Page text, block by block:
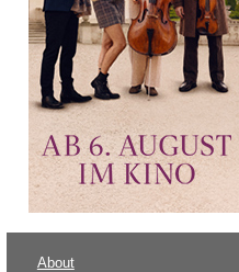
About